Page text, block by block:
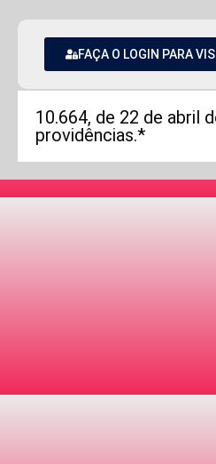
FAÇA O LOGIN PARA
10.664, de 22 de abril
providências.*